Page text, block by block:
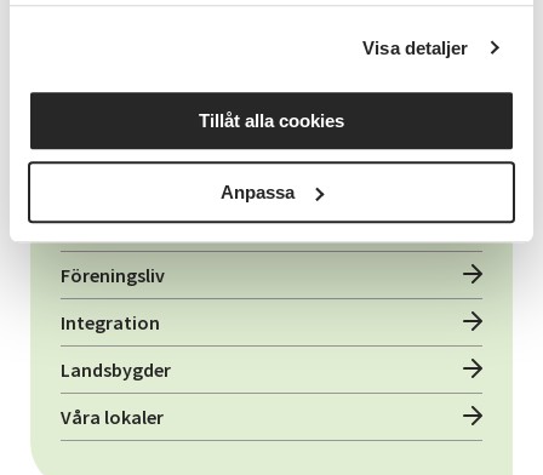
Visa detaljer
Tillåt alla cookies
Anpassa
Relaterade länkar
Funktionsrätt
Föreningsliv
Integration
Landsbygder
Våra lokaler